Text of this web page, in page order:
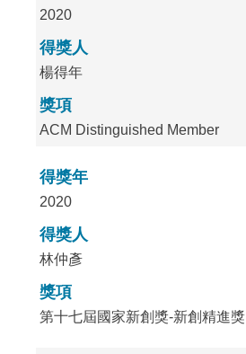
2020
得獎人
楊得年
獎項
ACM Distinguished Member
得獎年
2020
得獎人
林仲彥
獎項
第十七屆國家新創獎-新創精進獎